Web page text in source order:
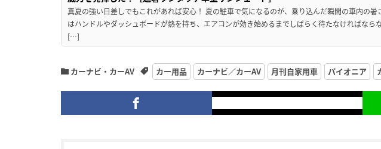
真夏の強い日差しでもこれがあれば安心！ 夏の駐車で気になるのが、乗り込んだ瞬間の車内の暑
はハンドルやダッシュボードが熱を持ち、エアコンが効き始めるまでしばらく待たなければなら
[…]
カーナビ・カーAV カー用品 カーナビ／カーAV 月刊自家用車 パイオニア